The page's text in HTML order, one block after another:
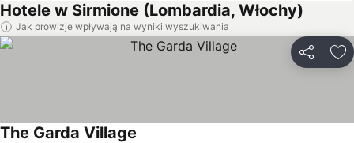
Hotele w Sirmione (Lombardia, Włochy)
Jak prowizje wpływają na wyniki wyszukiwania
The Garda Village